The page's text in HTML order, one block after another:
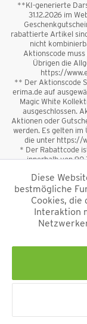
**KI-generierte
31.12.2026 im
rabattierte Artikel
nicht
Aktionscode
Übrigen die
https://
** Der Aktionscode
erima.de auf
Magic White
ausgeschlossen.
Aktionen oder
werden. Es gelten im
die unter https://
* Der Rabattcode
innerhalb von 90
sowie
Rabattcode ist
*Alle Preise
Diese
bestmögliche
Cookies,
Interaktion